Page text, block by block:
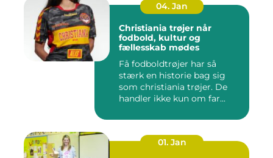
04. Jan
Christiania trøjer når
fodbold, kultur og
fællesskab mødes
Få fodboldtrøjer har så
stærk en historie bag sig
som christiania trøjer. De
handler ikke kun om far...
01. Jan